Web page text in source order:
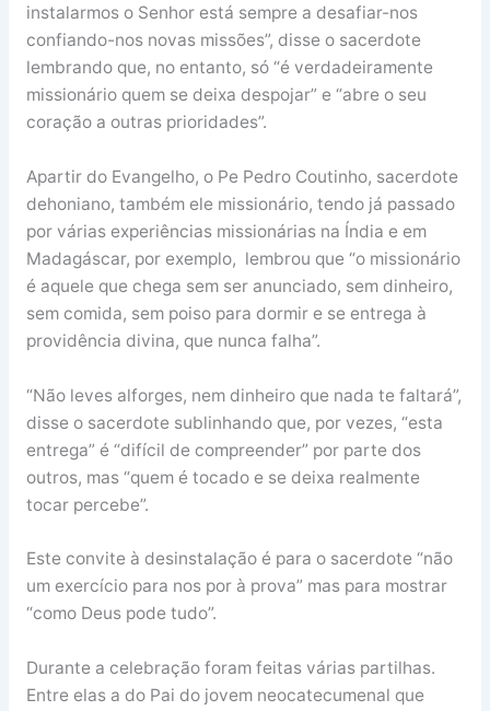
instalarmos o Senhor está sempre a desafiar-nos
confiando-nos novas missões”, disse o sacerdote
lembrando que, no entanto, só “é verdadeiramente
missionário quem se deixa despojar” e “abre o seu
coração a outras prioridades”.
Apartir do Evangelho, o Pe Pedro Coutinho, sacerdote
dehoniano, também ele missionário, tendo já passado
por várias experiências missionárias na Índia e em
Madagáscar, por exemplo, lembrou que “o missionário
é aquele que chega sem ser anunciado, sem dinheiro,
sem comida, sem poiso para dormir e se entrega à
providência divina, que nunca falha”.
“Não leves alforges, nem dinheiro que nada te faltará”,
disse o sacerdote sublinhando que, por vezes, “esta
entrega” é “difícil de compreender” por parte dos
outros, mas “quem é tocado e se deixa realmente
tocar percebe”.
Este convite à desinstalação é para o sacerdote “não
um exercício para nos por à prova” mas para mostrar
“como Deus pode tudo”.
Durante a celebração foram feitas várias partilhas.
Entre elas a do Pai do jovem neocatecumenal que